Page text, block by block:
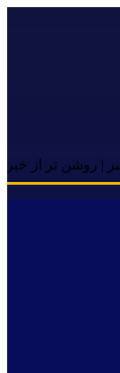
تر از خبر |